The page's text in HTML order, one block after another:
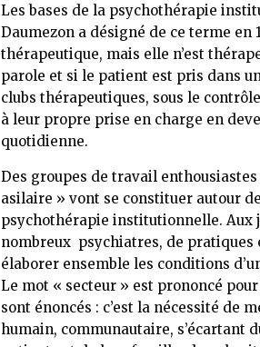
Les bases de la psychothérapie
Daumezon a désigné de ce terme en
thérapeutique, mais elle n’est
parole et si le patient est pris dans
clubs thérapeutiques, sous le
à leur propre prise en charge en
quotidienne.
Des groupes de travail
asilaire » vont se constituer autour
psychothérapie institutionnelle. Aux
nombreux psychiatres, de pratiques
élaborer ensemble les conditions
Le mot « secteur » est prononcé
sont énoncés : c’est la nécessité de
humain, communautaire, s’écartant